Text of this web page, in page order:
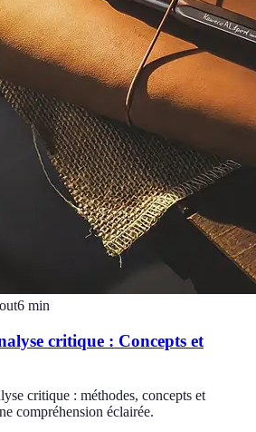
6 min
critique : Concepts et
critique : méthodes, concepts et
compréhension éclairée.